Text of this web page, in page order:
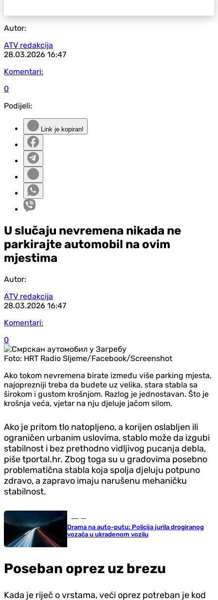
Autor:
ATV redakcija
28.03.2026 16:47
Komentari:
0
Podijeli:
Link je kopiran!
U slučaju nevremena nikada ne
parkirajte automobil na ovim
mjestima
Autor:
ATV redakcija
28.03.2026 16:47
Komentari:
0
Foto: HRT Radio Sljeme/Facebook/Screenshot
Ako tokom nevremena birate između više parking mjesta,
najoprezniji treba da budete uz velika, stara stabla sa
širokom i gustom krošnjom. Razlog je jednostavan. Što je
krošnja veća, vjetar na nju djeluje jačom silom.
Ako je pritom tlo natopljeno, a korijen oslabljen ili
ograničen urbanim uslovima, stablo može da izgubi
stabilnost i bez prethodno vidljivog pucanja debla,
piše tportal.hr. Zbog toga su u gradovima posebno
problematična stabla koja spolja djeluju potpuno
zdravo, a zapravo imaju narušenu mehaničku
stabilnost.
Drama na auto-putu: Policija jurila drogiranog
vozača u ukradenom vozilu
Poseban oprez uz brezu
Kada je riječ o vrstama, veći oprez potreban je kod